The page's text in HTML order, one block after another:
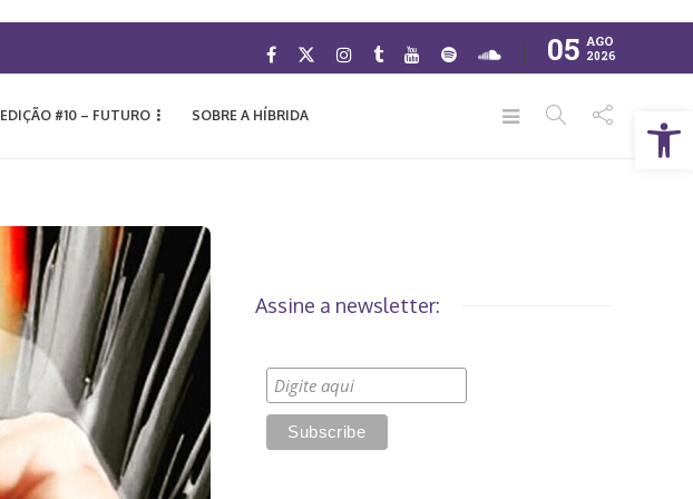
Abrir a barra de ferramentas
05 AGO
2026
EDIÇÃO #10 – FUTURO SOBRE A HÍBRIDA
Assine a newsletter: